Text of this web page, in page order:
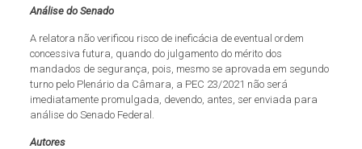
Análise do Senado
A relatora não verificou risco de ineficácia de eventual ordem
concessiva futura, quando do julgamento do mérito dos
mandados de segurança, pois, mesmo se aprovada em segundo
turno pelo Plenário da Câmara, a PEC 23/2021 não será
imediatamente promulgada, devendo, antes, ser enviada para
análise do Senado Federal.
Autores